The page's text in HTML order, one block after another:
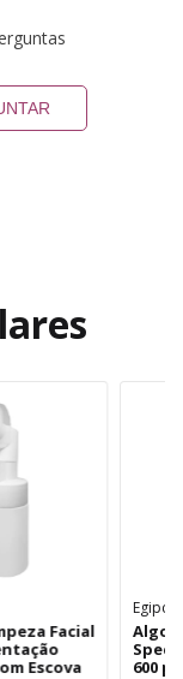
Facial
Escova
Egipcio
600